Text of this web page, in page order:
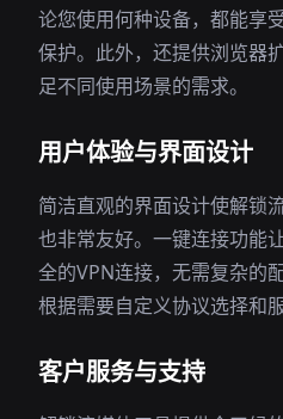
论您使用何种设备，都能享
保护。此外，还提供浏览器
足不同使用场景的需求。
用户体验与界面设计
简洁直观的界面设计使解锁
也非常友好。一键连接功能
全的VPN连接，无需复杂的
根据需要自定义协议选择和
客户服务与支持